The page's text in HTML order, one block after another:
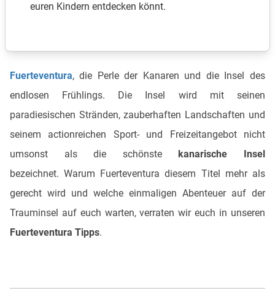
euren Kindern entdecken könnt.
Fuerteventura, die Perle der Kanaren und die Insel des
endlosen Frühlings. Die Insel wird mit seinen
paradiesischen Stränden, zauberhaften Landschaften und
seinem actionreichen Sport- und Freizeitangebot nicht
umsonst als die
schönstekanarische Insel
bezeichnet. Warum Fuerteventura diesem Titel mehr als
gerecht wird und welche einmaligen Abenteuer auf der
Trauminsel auf euch warten, verraten wir euch in unseren
Fuerteventura Tipps.